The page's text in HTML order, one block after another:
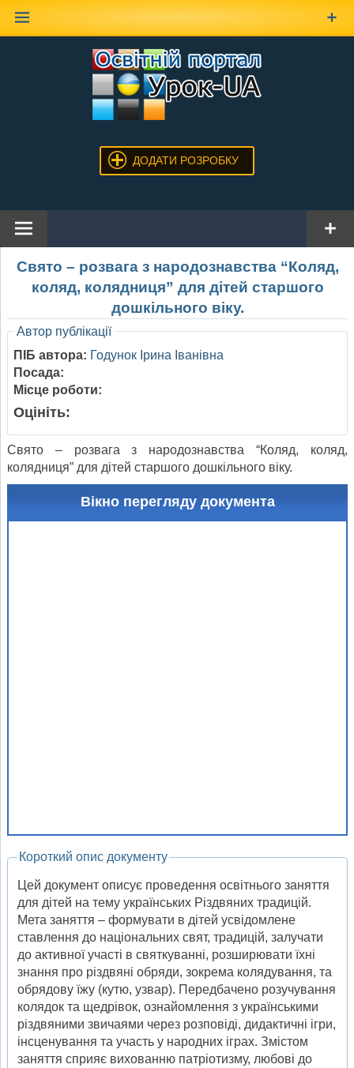
ДОДАТИ РОЗРОБКУ
Свято – розвага з народознавства “Коляд,
коляд, колядниця” для дітей старшого
дошкільного віку.
Автор публікації
ПІБ автора: Годунок Ірина Іванівна
Посада:
Місце роботи:
Оцініть:
Свято – розвага з народознавства “Коляд, коляд,
колядниця” для дітей старшого дошкільного віку.
Вікно перегляду документа
Короткий опис документу
Цей документ описує проведення освітнього заняття
для дітей на тему українських Різдвяних традицій.
Мета заняття – формувати в дітей усвідомлене
ставлення до національних свят, традицій, залучати
до активної участі в святкуванні, розширювати їхні
знання про різдвяні обряди, зокрема колядування, та
обрядову їжу (кутю, узвар). Передбачено розучування
колядок та щедрівок, ознайомлення з українськими
різдвяними звичаями через розповіді, дидактичні ігри,
інсценування та участь у народних іграх. Змістом
заняття сприяє вихованню патріотизму, любові до